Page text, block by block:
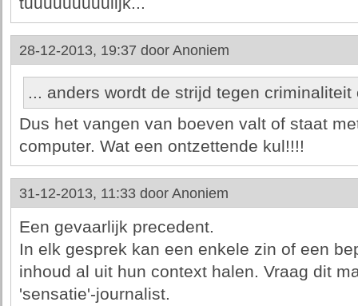
28-12-2013, 19:37 door Anoniem
... anders wordt de strijd tegen criminaliteit
Dus het vangen van boeven valt of staat
computer. Wat een ontzettende kul!!!!
31-12-2013, 11:33 door Anoniem
Een gevaarlijk precedent.
In elk gesprek kan een enkele zin of een
inhoud al uit hun context halen. Vraag dit
'sensatie'-journalist.